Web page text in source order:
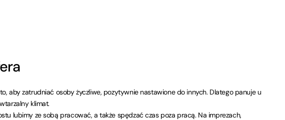
aby zatrudniać osoby życzliwe, pozytywnie nastawione do innych. Dlatego panuje u
klimat.
lubimy ze sobą pracować, a także spędzać czas poza pracą. Na imprezach,